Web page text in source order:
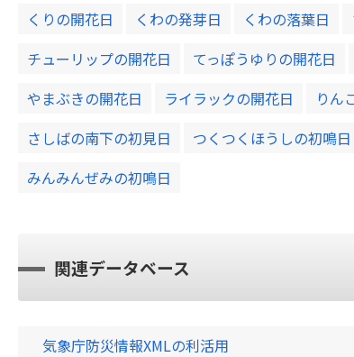
くりの開花日
くわの発芽日 くわの落葉日
チューリップの開花日
てっぽうゆりの開花日
やまぶきの開花日
ライラックの開花日 りん
さしばの南下の初見日
つくつくほうしの初鳴日
みんみんぜみの初鳴日
関連データベース
気象庁防災情報XMLの利活用